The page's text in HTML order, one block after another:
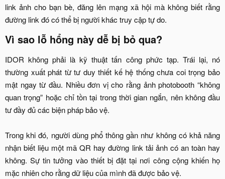
link ảnh cho bạn bè, đăng lên mạng xã hội mà không biết rằng
đường link đó có thể bị người khác truy cập tự do.​
Vì sao lỗ hổng này dễ bị bỏ qua?​
IDOR không phải là kỹ thuật tấn công phức tạp. Trái lại, nó
thường xuất phát từ tư duy thiết kế hệ thống chưa coi trọng bảo
mật ngay từ đầu. Nhiều đơn vị cho rằng ảnh photobooth “không
quan trọng” hoặc chỉ tồn tại trong thời gian ngắn, nên không đầu
tư đầy đủ các biện pháp bảo vệ.
Trong khi đó, người dùng phổ thông gần như không có khả năng
nhận biết liệu một mã QR hay đường link tải ảnh có an toàn hay
không. Sự tin tưởng vào thiết bị đặt tại nơi công cộng khiến họ
mặc nhiên cho rằng dữ liệu của mình đã được bảo vệ.​